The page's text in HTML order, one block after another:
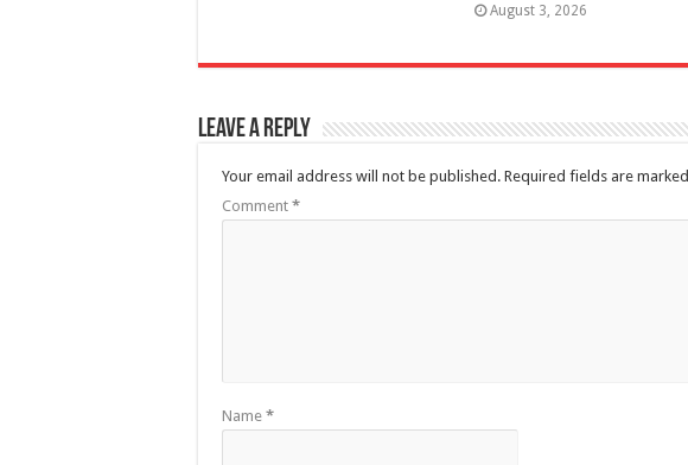
August 3, 2026
Leave a Reply
Your email address will not be published. Required fields are marked
Comment *
Name *